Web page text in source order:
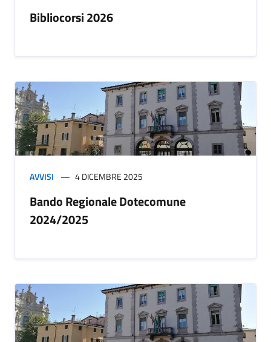
Bibliocorsi 2026
AVVISI 4 DICEMBRE 2025
Bando Regionale Dotecomune
2024/2025